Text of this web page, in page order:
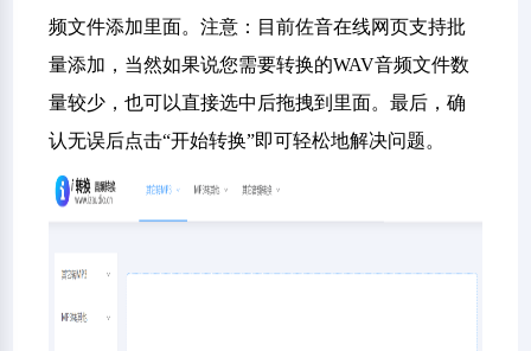
频文件添加里面。注意：目前佐音在线网页支持批
量添加，当然如果说您需要转换的WAV音频文件数
量较少，也可以直接选中后拖拽到里面。最后，确
认无误后点击“开始转换”即可轻松地解决问题。